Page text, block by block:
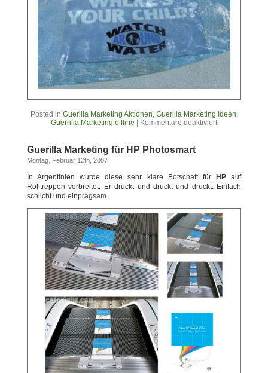
Posted in Guerilla Marketing Aktionen Guerilla Marketing Ideen
Guerrilla Marketing offline | Kommentare deaktiviert
Guerilla Marketing für HP Photosmart
Montag, Februar 12th, 2007
In Argentinien wurde diese sehr klare Botschaft für HPauf
Rolltreppen verbreitet: Er druckt und druckt und druckt. Einfach
schlicht und einprägsam.